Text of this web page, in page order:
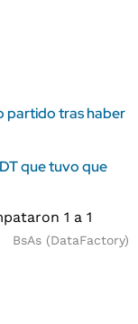
partido tras haber
que tuvo que
BsAs (DataFactory)